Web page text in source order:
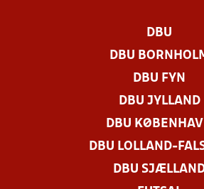
DBU
DBU
DBU FYN
DBU JYLLAND
DBU
DBU LOLLAND-
DBU